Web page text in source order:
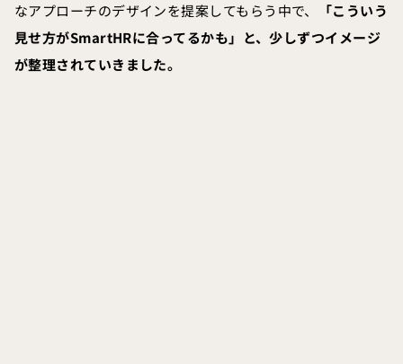
なアプローチのデザインを提案してもらう中で、
「こういう
見せ方がSmartHRに合ってるかも」と、少しずつイメージ
が整理されていきました。